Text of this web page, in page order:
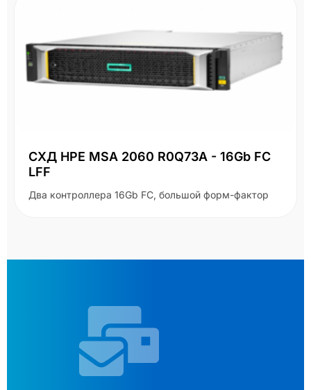
СХД HPE MSA 2060 R0Q73A - 16Gb FC
LFF
Два контроллера 16Gb FC, большой форм-фактор